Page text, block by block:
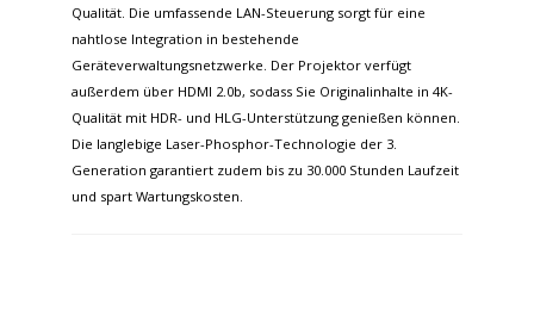
Qualität. Die umfassende LAN-Steuerung sorgt für eine
nahtlose Integration in bestehende
Geräteverwaltungsnetzwerke. Der Projektor verfügt
außerdem über HDMI 2.0b, sodass Sie Originalinhalte in 4K-
Qualität mit HDR- und HLG-Unterstützung genießen können.
Die langlebige Laser-Phosphor-Technologie der 3.
Generation garantiert zudem bis zu 30.000 Stunden Laufzeit
und spart Wartungskosten.